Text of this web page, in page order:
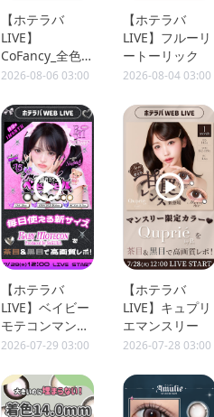
【ホテラバ
LIVE】
CoFancy_全色
レポ
2026-08-06 03:00
【ホテラバ
LIVE】フルーリ
ートーリック
2026-08-04 03:00
【ホテラバ
LIVE】ベイビー
モテコンマンス
リー
2026-07-29 03:00
【ホテラバ
LIVE】キュプリ
エマンスリー
2026-07-28 03:00